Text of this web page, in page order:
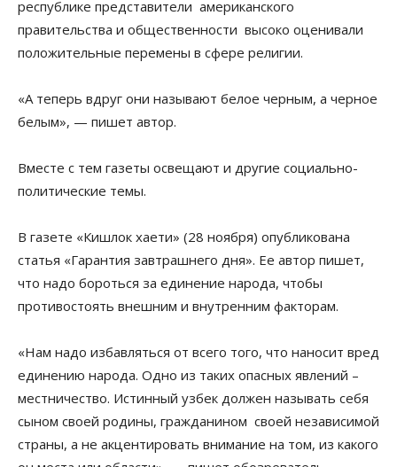
республике представители американского
правительства и общественности высоко оценивали
положительные перемены в сфере религии.
«А теперь вдруг они называют белое черным, а черное
белым», — пишет автор.
Вместе с тем газеты освещают и другие социально-
политические темы.
В газете «Кишлок хаети» (28 ноября) опубликована
статья «Гарантия завтрашнего дня». Ее автор пишет,
что надо бороться за единение народа, чтобы
противостоять внешним и внутренним факторам.
«Нам надо избавляться от всего того, что наносит вред
единению народа. Одно из таких опасных явлений –
местничество. Истинный узбек должен называть себя
сыном своей родины, гражданином своей независимой
страны, а не акцентировать внимание на том, из какого